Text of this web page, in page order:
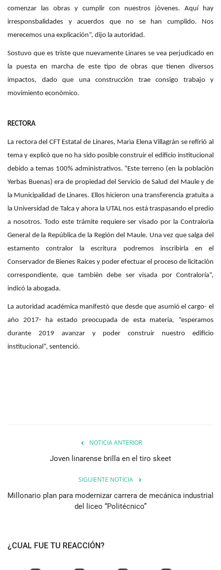
comenzar las obras y cumplir con nuestros jòvenes. Aquí hay
irresponsbalidades y acuerdos que no se han cumplido. Nos
merecemos una explicación”, dijo la autoridad.
Sostuvo que es triste que nuevamente Linares se vea perjudicado en
la puesta en marcha de este tipo de obras que tienen diversos
impactos, dado que una construcciòn trae consigo trabajo y
movimiento econòmico.
RECTORA
La rectora del CFT Estatal de Linares, Marìa Elena Villagrán se refirió al
tema y explicò que no ha sido posible construir el edificio institucional
debido a temas 100% administrativos. “Este terreno (en la poblaciòn
Yerbas Buenas) era de propiedad del Servicio de Salud del Maule y de
la Municipalidad de Linares. Ellos hicieron una transferencia gratuita a
la Universidad de Talca y ahora la UTAL nos está traspasando el predio
a nosotros. Todo este trámite requiere ser visado por la Contralorìa
General de la República de la Región del Maule. Una vez que salga del
estamento contralor la escritura podremos inscribirla en el
Conservador de Bienes Raíces y poder efectuar el proceso de licitaciòn
correspondiente, que tambièn debe ser visada por Contraloría”,
indicó la abogada.
La autoridad académica manifestò que desde que asumió el cargo- el
año 2017- ha estado preocupada de esta materia, “esperamos
durante 2019 avanzar y poder construir nuestro edificio
institucional”, sentenció.
NOTICIA ANTERIOR
Joven linarense brilla en el tiro skeet
SIGUIENTE NOTICIA
Millonario plan para modernizar carrera de mecánica industrial
del liceo “Politécnico”
¿CUAL FUE TU REACCIÓN?